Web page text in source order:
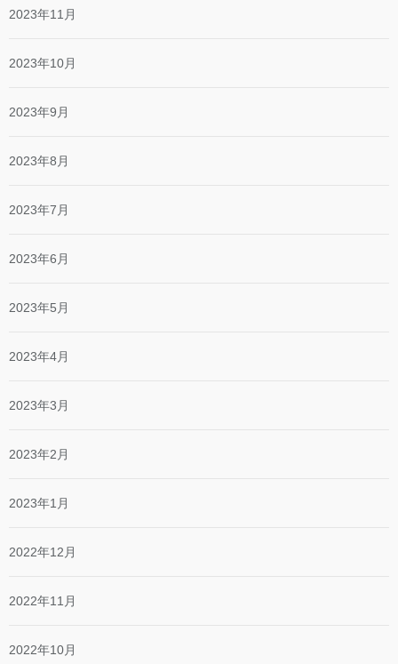
2023年11月
2023年10月
2023年9月
2023年8月
2023年7月
2023年6月
2023年5月
2023年4月
2023年3月
2023年2月
2023年1月
2022年12月
2022年11月
2022年10月